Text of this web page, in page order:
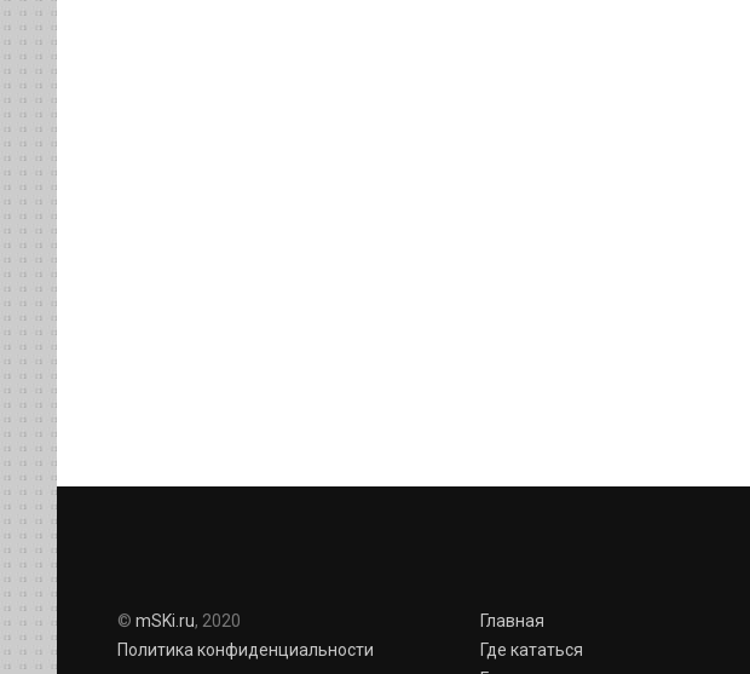
© mSKi.ru, 2020
Политика конфиденциальности
Главная
Где кататься